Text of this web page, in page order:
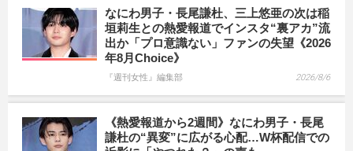
なにわ男子・長尾謙杜、三上悠亜の次は稲
垣莉生との熱愛報道でインスタ“裏アカ”流
出か「プロ意識ない」ファンの失望《2026
年8月Choice》
『週刊女性』編集部 2026/8/6
《熱愛報道から2週間》なにわ男子・長尾
謙杜の“異変”に広がる心配…W杯配信での